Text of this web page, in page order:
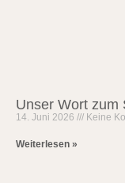
Unser Wort zum
14. Juni 2026 Keine
Weiterlesen »